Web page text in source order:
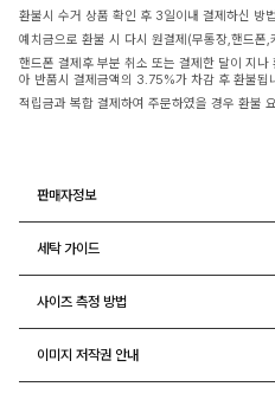
환불시 수거 상품 확인 후 3일이내 결제하신 방
예치금으로 환불 시 다시 원결제(무통장,핸드폰
핸드폰 결제후 부분 취소 또는 결제한 달이 지
아 반품시 결제금액의 3.75%가 차감 후 환불됩
적립금과 복합 결제하여 주문하였을 경우 환불
판매자정보
세탁 가이드
사이즈 측정 방법
이미지 저작권 안내